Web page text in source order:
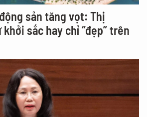
sản tăng vọt: Thị
sắc hay chỉ “đẹp” trên